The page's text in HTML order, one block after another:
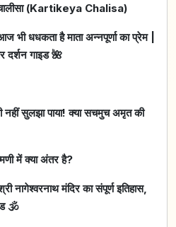
(Kartikeya Chalisa)
भी धधकता है माता अन्नपूर्णा का प्रेम |
दर्शन गाइड 🌺
नहीं सुलझा पाया! क्या सचमुच अमृत की
में क्या अंतर है?
नागेश्वरनाथ मंदिर का संपूर्ण इतिहास,
🕉️